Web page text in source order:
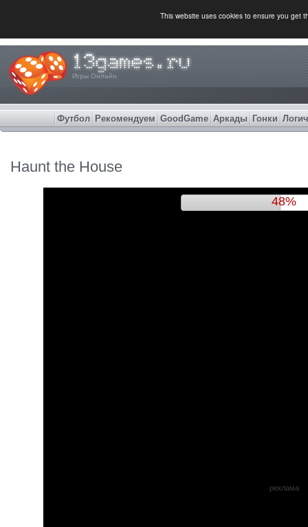
This website uses cookies to ensure you get
Игры Онлайн
Футбол Рекомендуем GoodGame Аркады Гонки
Haunt the House
52%
реклама